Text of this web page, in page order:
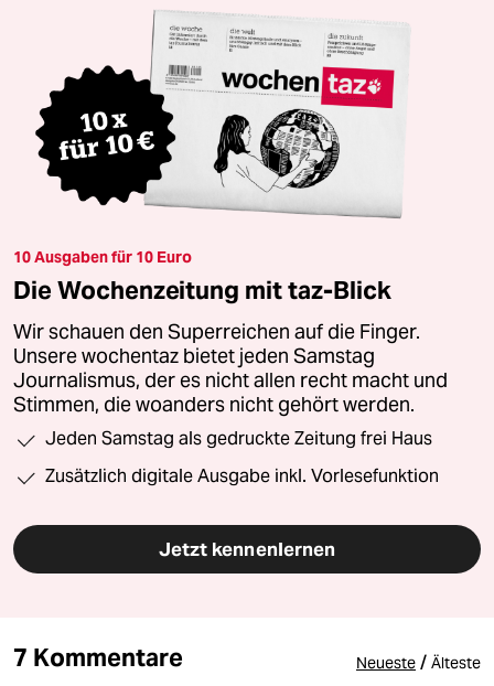
10 Ausgaben für 10 Euro
Die Wochenzeitung mit taz-Blick
Wir schauen den Superreichen auf die Finger.
Unsere wochentaz bietet jeden Samstag
Journalismus, der es nicht allen recht macht und
Stimmen, die woanders nicht gehört werden.
Jeden Samstag als gedruckte Zeitung frei Haus
Zusätzlich digitale Ausgabe inkl. Vorlesefunktion
Jetzt kennenlernen
7 Kommentare Neueste / Älteste